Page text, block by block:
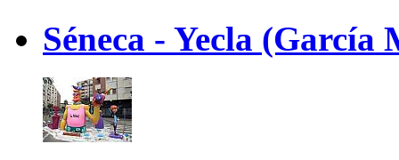
Séneca - Yecla (García